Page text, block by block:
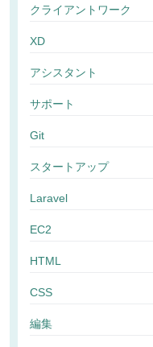
クライアントワーク
XD
アシスタント
サポート
Git
スタートアップ
Laravel
EC2
HTML
CSS
編集